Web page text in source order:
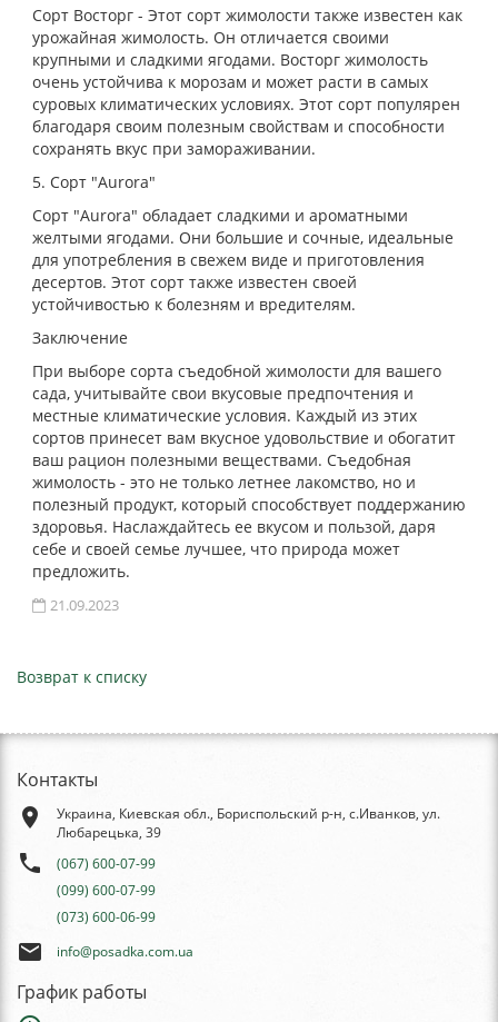
Сорт Восторг - Этот сорт жимолости также известен как
урожайная жимолость. Он отличается своими
крупными и сладкими ягодами. Восторг жимолость
очень устойчива к морозам и может расти в самых
суровых климатических условиях. Этот сорт популярен
благодаря своим полезным свойствам и способности
сохранять вкус при замораживании.
5. Сорт "Aurora"
Сорт "Aurora" обладает сладкими и ароматными
желтыми ягодами. Они большие и сочные, идеальные
для употребления в свежем виде и приготовления
десертов. Этот сорт также известен своей
устойчивостью к болезням и вредителям.
Заключение
При выборе сорта съедобной жимолости для вашего
сада, учитывайте свои вкусовые предпочтения и
местные климатические условия. Каждый из этих
сортов принесет вам вкусное удовольствие и обогатит
ваш рацион полезными веществами. Съедобная
жимолость - это не только летнее лакомство, но и
полезный продукт, который способствует поддержанию
здоровья. Наслаждайтесь ее вкусом и пользой, даря
себе и своей семье лучшее, что природа может
предложить.
21.09.2023
Возврат к списку
Контакты
place
Украина, Киевская обл., Бориспольский р-н, с.Иванков, ул.
Любарецька, 39
phone
(067) 600-07-99
(099) 600-07-99
(073) 600-06-99
email info@posadka.com.ua
График работы